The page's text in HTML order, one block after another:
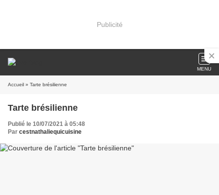
Publicité
MENU
Accueil » Tarte brésilienne
Tarte brésilienne
Publié le 10/07/2021 à 05:48
Par cestnathaliequicuisine